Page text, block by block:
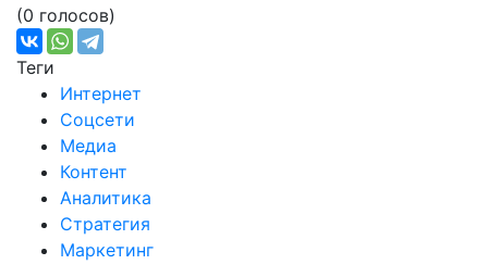
(0 голосов)
Теги
Интернет
Соцсети
Медиа
Контент
Аналитика
Стратегия
Маркетинг